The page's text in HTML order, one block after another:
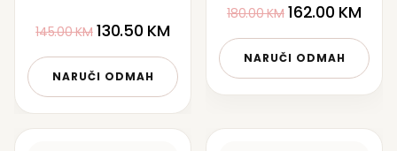
145.00KM 130.50 KM
NARUČI ODMAH
180.00KM 162.00 KM
NARUČI ODMAH